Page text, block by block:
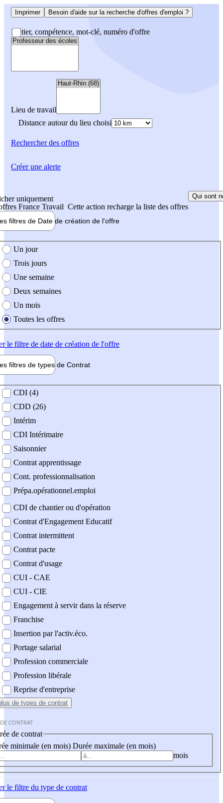
Imprimer Besoin d'aide sur la recherche d'offres d'emploi ?
Métier, compétence, mot-clé, numéro d'offre
Lieu de travail
Distance autour du lieu choisi
Rechercherdes offres
uniquement
France Travail Cette action recharge la liste des offres
Qui sont
filtres de Date de création de l'offre
création de l'offre
Un jour
Trois jours
Une semaine
Deux semaines
Un mois
Toutes les offres
le filtre de date de création de l'offre
filtres de types de Contrat
contrat
CDI (4)
CDD (26)
Intérim
CDI Intérimaire
Saisonnier
Contrat apprentissage
Cont. professionnalisation
Prépa.opérationnel.emploi
CDI de chantier ou d'opération
Contrat d'Engagement Educatif
Contrat intermittent
Contrat pacte
Contrat d'usage
CUI - CAE
CUI - CIE
Engagement à servir dans la réserve
Franchise
Insertion par l'activ.éco.
Portage salarial
Profession commerciale
Profession libérale
Reprise d'entreprise
de types de contrat
CONTRAT
de contrat
minimale (en mois) Durée maximale (en mois)
mois
le filtre du type de contrat
Créer une alerte